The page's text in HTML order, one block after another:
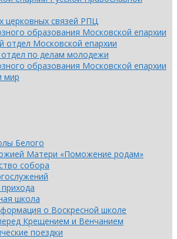
церковных связей РПЦ
образования Московской епархии
отдел Московской епархии
отдел по делам молодежи
образования Московской епархии
мир
Белого
Матери «Поможение родам»
собора
школа
о Воскресной школе
Крещением и Венчанием
поездки